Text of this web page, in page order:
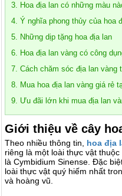
3. Hoa địa lan có những màu
4. Ý nghĩa phong thủy của hoa
5. Những dịp tặng hoa địa lan
6. Hoa địa lan vàng có công
7. Cách chăm sóc địa lan vàng
8. Mua hoa địa lan vàng giá rẻ
9. Ưu đãi lớn khi mua địa lan
Giới thiệu về cây
Theo nhiều thông tin, hoa địa
riêng là một loài thực vật
là Cymbidium Sinense. Đặc
loài thực vật quý hiếm nhất
và hoàng vũ.